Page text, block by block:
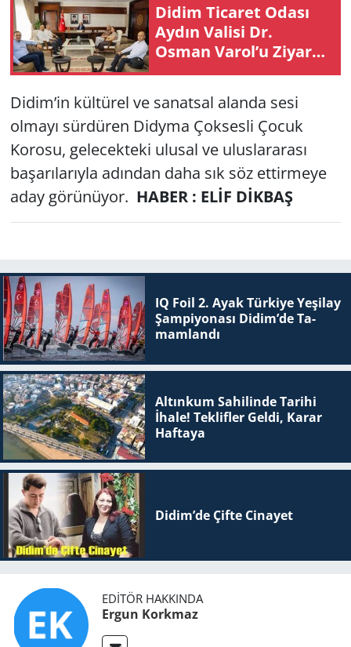
Didim Ti­ca­ret Odası
Aydın Va­li­si Dr.
Osman Varol’u Zi­ya­ret
Etti
Didim’in kültürel ve sanatsal alanda sesi
olmayı sürdüren Didyma Çoksesli Çocuk
Korosu, gelecekteki ulusal ve uluslararası
başarılarıyla adından daha sık söz ettirmeye
aday görünüyor. HABER : ELİF DİKBAŞ
IQ Foil 2. Ayak Tür­ki­ye Ye­şi­lay
Şam­pi­yo­na­sı Didim’de Ta­
mam­lan­dı
Altınkum Sahilinde Tarihi
İhale! Teklifler Geldi, Karar
Haftaya
Didim’de Çifte Ci­na­yet
EDITÖR HAKKINDA
Ergun Korkmaz